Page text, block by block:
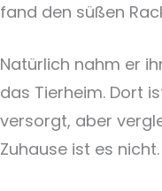
fand den süßen
Natürlich nahm er
das Tierheim. Dort
versorgt, aber
Zuhause ist es nicht.